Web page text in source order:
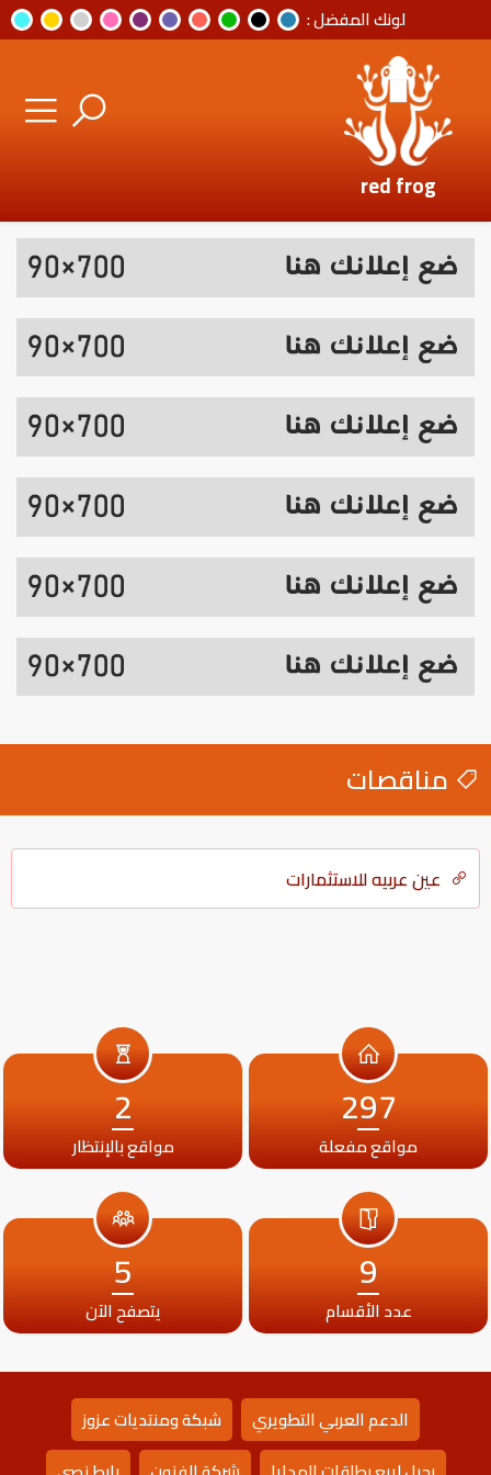
لونك المفضل :
red frog
مناقصات
عين عربيه للاستثمارات
297
مواقع مفعلة
2
مواقع بالإنتظار
9
عدد الأقسام
5
يتصفح الآن
الدعم العربي التطويري
شبكة ومنتديات عزوز